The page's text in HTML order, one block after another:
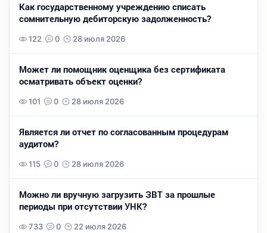
Как государственному учреждению списать
сомнительную дебиторскую задолженность?
122 0 28 июля 2026
Может ли помощник оценщика без сертификата
осматривать объект оценки?
101 0 28 июля 2026
Является ли отчет по согласованным процедурам
аудитом?
115 0 28 июля 2026
Можно ли вручную загрузить ЗВТ за прошлые
периоды при отсутствии УНК?
733 0 22 июля 2026